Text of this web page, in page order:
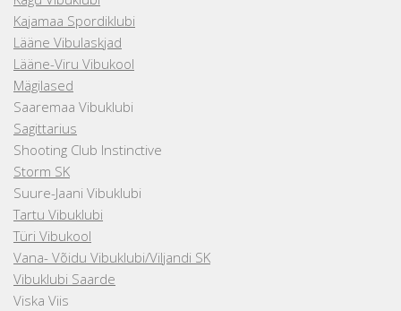
Kajamaa Spordiklubi
Lääne Vibulaskjad
Lääne-Viru Vibukool
Mägilased
Saaremaa Vibuklubi
Sagittarius
Shooting Club Instinctive
Storm SK
Suure-Jaani Vibuklubi
Tartu Vibuklubi
Türi Vibukool
Vana- Võidu Vibuklubi/Viljandi SK
Vibuklubi Saarde
Viska Viis